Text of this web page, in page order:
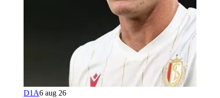
D1A6 aug 26